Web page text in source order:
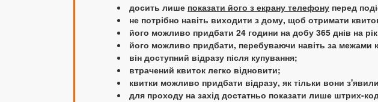
досить лише показати його з екрану телефону перед
не потрібно навіть виходити з дому, щоб отримати
його можливо придбати 24 години на добу 365 днів на
його можливо придбати, перебуваючи навіть за межами
він доступний відразу після купування;
втрачений квиток легко відновити;
квитки можливо придбати відразу, як тільки вони
для проходу на захід достатньо показати лише штрих-